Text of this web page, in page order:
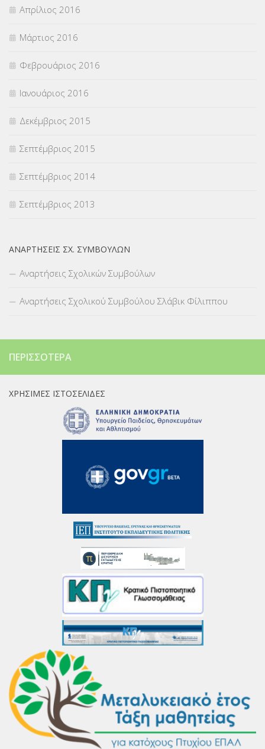
Απρίλιος 2016
Μάρτιος 2016
Φεβρουάριος 2016
Ιανουάριος 2016
Δεκέμβριος 2015
Σεπτέμβριος 2015
Σεπτέμβριος 2014
Σεπτέμβριος 2013
ΑΝΑΡΤΉΣΕΙΣ ΣΧ. ΣΥΜΒΟΎΛΩΝ
Αναρτήσεις Σχολικών Συμβούλων
Αναρτήσεις Σχολικού Συμβούλου Σλάβικ Φίλιππου
ΠΕΡΙΣΣΌΤΕΡΑ
ΧΡΉΣΙΜΕΣ ΙΣΤΟΣΕΛΊΔΕΣ